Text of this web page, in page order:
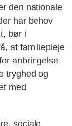
den nationale
har behov
bør i
at familiepleje
anbringelse
tryghed og
med
sociale